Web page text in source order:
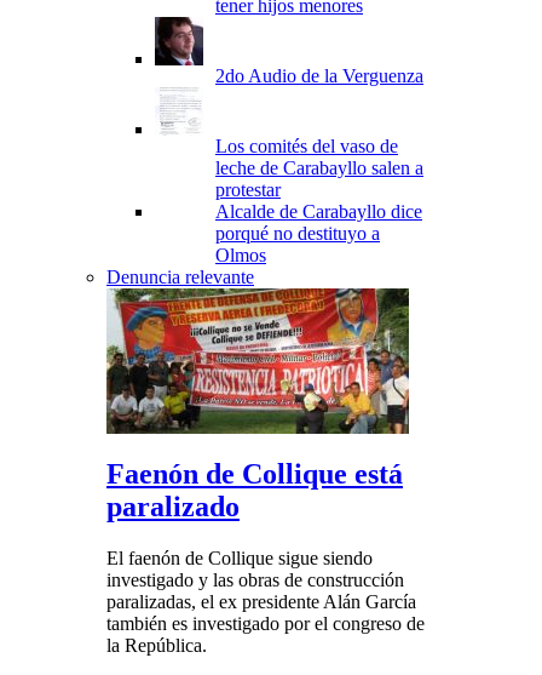
tener hijos menores
2do Audio de la Verguenza
Los comités del vaso de
leche de Carabayllo salen a
protestar
Alcalde de Carabayllo dice
porqué no destituyo a
Olmos
Denuncia relevante
Faenón de Collique está
paralizado
El faenón de Collique sigue siendo
investigado y las obras de construcción
paralizadas, el ex presidente Alán García
también es investigado por el congreso de
la República.